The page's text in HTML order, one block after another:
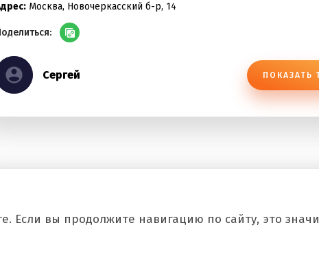
Москва, Новочеркасский б-р, 14
Сергей ПОКАЗАТЬ
© 2026 Все.Рф Все права защищены
Если вы продолжите навигацию по сайту, это